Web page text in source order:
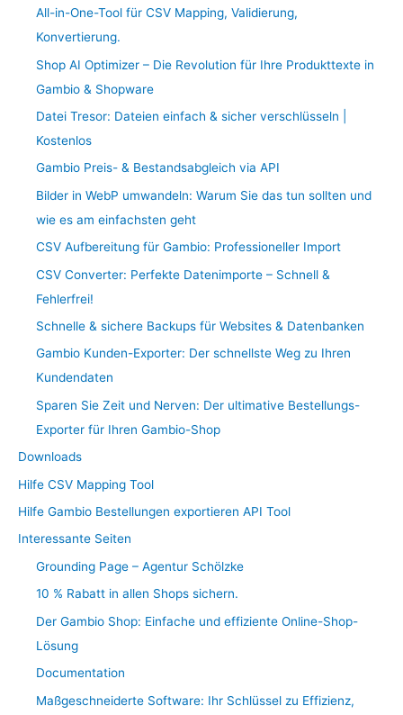
All-in-One-Tool für CSV Mapping, Validierung,
Konvertierung.
Shop AI Optimizer – Die Revolution für Ihre Produkttexte in
Gambio & Shopware
Datei Tresor: Dateien einfach & sicher verschlüsseln |
Kostenlos
Gambio Preis- & Bestandsabgleich via API
Bilder in WebP umwandeln: Warum Sie das tun sollten und
wie es am einfachsten geht
CSV Aufbereitung für Gambio: Professioneller Import
CSV Converter: Perfekte Datenimporte – Schnell &
Fehlerfrei!
Schnelle & sichere Backups für Websites & Datenbanken
Gambio Kunden-Exporter: Der schnellste Weg zu Ihren
Kundendaten
Sparen Sie Zeit und Nerven: Der ultimative Bestellungs-
Exporter für Ihren Gambio-Shop
Downloads
Hilfe CSV Mapping Tool
Hilfe Gambio Bestellungen exportieren API Tool
Interessante Seiten
Grounding Page – Agentur Schölzke
10 % Rabatt in allen Shops sichern.
Der Gambio Shop: Einfache und effiziente Online-Shop-
Lösung
Documentation
Maßgeschneiderte Software: Ihr Schlüssel zu Effizienz,